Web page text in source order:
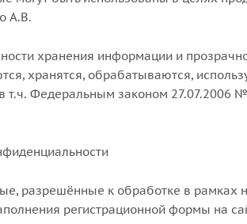
А.В.
хранения информации и
хранятся, обрабатываются,
т.ч. Федеральным законом
разрешённые к обработке в рамках
регистрационной формы